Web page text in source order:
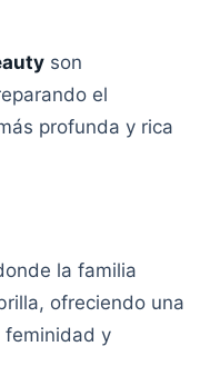
son
el
profunda y rica
la familia
ofreciendo una
feminidad y